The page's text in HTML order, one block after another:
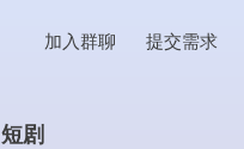
加入群聊 提交需求
短剧